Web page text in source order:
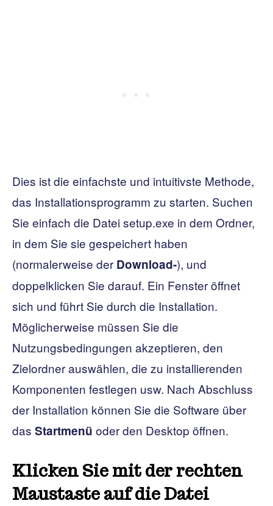
Dies ist die einfachste und intuitivste Methode,
das Installationsprogramm zu starten. Suchen
Sie einfach die Datei setup.exe in dem Ordner,
in dem Sie sie gespeichert haben
(normalerweise der Download-), und
doppelklicken Sie darauf. Ein Fenster öffnet
sich und führt Sie durch die Installation.
Möglicherweise müssen Sie die
Nutzungsbedingungen akzeptieren, den
Zielordner auswählen, die zu installierenden
Komponenten festlegen usw. Nach Abschluss
der Installation können Sie die Software über
das Startmenü oder den Desktop öffnen.
Klicken Sie mit der rechten
Maustaste auf die Datei